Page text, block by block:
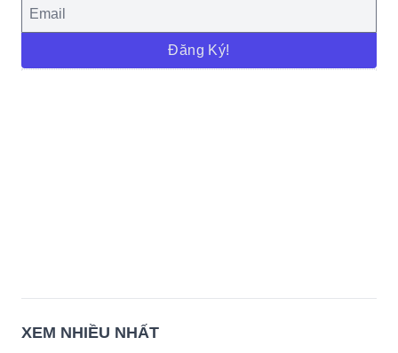
Đăng Ký!
XEM NHIỀU NHẤT